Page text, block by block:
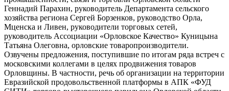
Геннадий Парахин, руководитель Департамента сельского
хозяйства региона Сергей Борзенков, руководство Орла,
Мценска и Ливен, руководители торговых сетей,
руководитель Ассоциации «Орловское Качество» Куницына
Татьяна Олеговна, орловские товаропроизводители.
Озвучены предложения, поступившие по итогам ряда встреч с
московскими коллегами в целях продвижения товаров
Орловщины. В частности, речь об организации на территории
Евразийской продовольственной платформы в АПК «ФУД